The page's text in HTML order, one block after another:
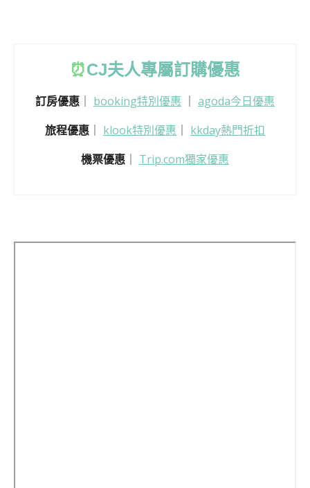
⏰CJ夫人專屬訂購優惠
訂房優惠 booking特別優惠
agoda今日優惠
旅程優惠
klook特別優惠
kkday熱門折扣
機票優惠
Trip.com獨家優惠